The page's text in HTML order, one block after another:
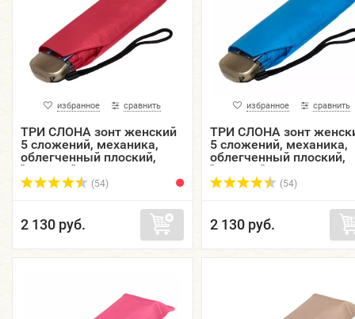
избранное сравнить
ТРИ СЛОНА зонт женский
5 сложений, механика,
облегченный плоский,
"ЭПОНЖ", купол 93 см.
L5605-01
(54)
2 130 руб.
избранное сравнить
ТРИ СЛОНА зонт
5 сложений, механика,
облегченный плоский,
"ЭПОНЖ", купол 93 см.
L5605-03
(54)
2 130 руб.